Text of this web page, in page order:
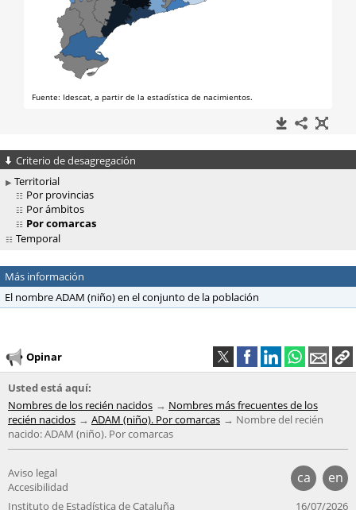
Criterio de desagregación
Territorial
Por provincias
Por ámbitos
Por comarcas
Temporal
Más información
El nombre ADAM (niño) en el conjunto de la población
Opinar
Usted está aquí:
Nombres de los recién nacidos
Nombres más frecuentes de los
recién nacidos
ADAM (niño). Por comarcas
Nombre del recién
nacido: ADAM (niño). Por comarcas
ca en
Aviso legal
Accesibilidad
Instituto de Estadística de Cataluña
16/07/2026